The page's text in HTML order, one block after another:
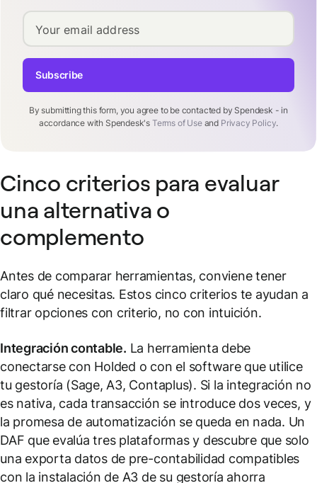
Your email address
By submitting this form, you agree to be contacted by Spendesk - in
accordance with Spendesk's Terms of Useand Privacy Policy.
Subscribe
Cinco criterios para evaluar
una alternativa o
complemento
Antes de comparar herramientas, conviene tener
claro qué necesitas. Estos cinco criterios te ayudan a
filtrar opciones con criterio, no con intuición.
Integración contable. La herramienta debe
conectarse con Holded o con el software que utilice
tu gestoría (Sage, A3, Contaplus). Si la integración no
es nativa, cada transacción se introduce dos veces, y
la promesa de automatización se queda en nada. Un
DAF que evalúa tres plataformas y descubre que solo
una exporta datos de pre-contabilidad compatibles
con la instalación de A3 de su gestoría ahorra